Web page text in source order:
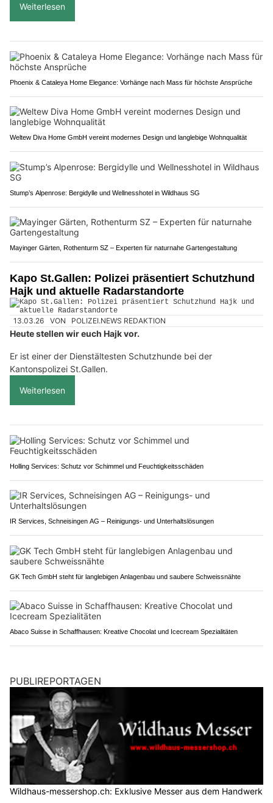
Weiterlesen
Phoenix & Cataleya Home Elegance: Vorhänge nach Mass für höchste Ansprüche
Weltew Diva Home GmbH vereint modernes Design und langlebige Wohnqualität
Stump’s Alpenrose: Bergidylle und Wellnesshotel in Wildhaus SG
Mayinger Gärten, Rothenturm SZ – Experten für naturnahe Gartengestaltung
Kapo St.Gallen: Polizei präsentiert Schutzhund
Hajk und aktuelle Radarstandorte
13.03.26 VON POLIZEI.NEWS REDAKTION
Heute stellen wir euch Hajk vor.
Er ist einer der Dienstältesten Schutzhunde bei der
Kantonspolizei St.Gallen.
Weiterlesen
Holling Services: Schutz vor Schimmel und Feuchtigkeitsschäden
IR Services, Schneisingen AG – Reinigungs- und Unterhaltslösungen
GK Tech GmbH steht für langlebigen Anlagenbau und saubere Schweissnähte
Abaco Suisse in Schaffhausen: Kreative Chocolat und Icecream Spezialitäten
PUBLIREPORTAGEN
Wildhaus-messershop.ch: Exklusive Messer aus dem Handwerk